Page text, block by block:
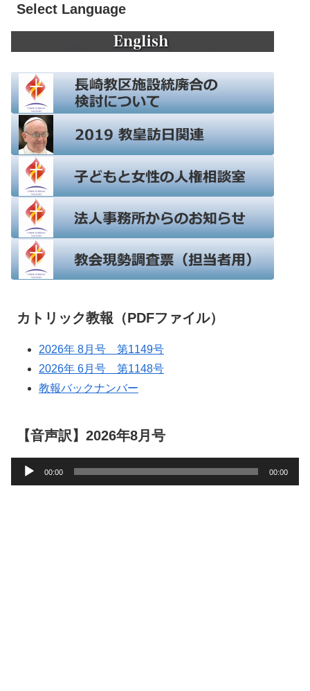
Select Language
カトリック教報（PDFファイル）
2026年 8月号 第1149号
2026年 6月号 第1148号
教報バックナンバー
【音声訳】2026年8月号
声
00:00 00:00